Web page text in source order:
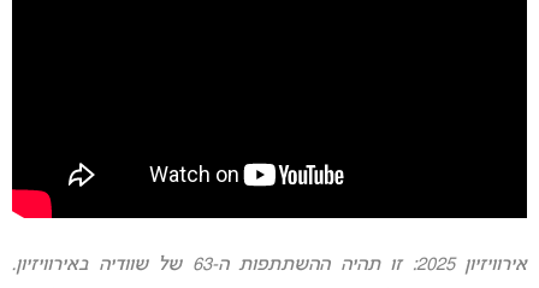
אירוויזיון 2025:
זו תהיה ההשתתפות ה-63 של שוודיה באירוויזיון.